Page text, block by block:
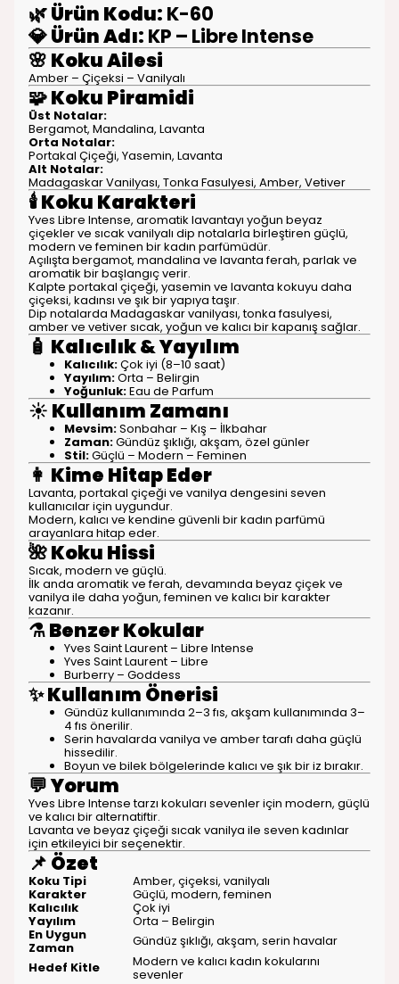
🌿Ürün Kodu: K-60
💎Ürün Adı: KP – Libre Intense
🌸 Koku Ailesi
Amber – Çiçeksi – Vanilyalı
🧩Koku Piramidi
Üst Notalar:
Bergamot, Mandalina, Lavanta
Orta Notalar:
Portakal Çiçeği, Yasemin, Lavanta
Alt Notalar:
Madagaskar Vanilyası, Tonka Fasulyesi, Amber, Vetiver
🕯️Koku Karakteri
Yves Libre Intense, aromatik lavantayı yoğun beyaz
çiçekler ve sıcak vanilyalı dip notalarla birleştiren güçlü,
modern ve feminen bir kadın parfümüdür.
Açılışta bergamot, mandalina ve lavanta ferah, parlak ve
aromatik bir başlangıç verir.
Kalpte portakal çiçeği, yasemin ve lavanta kokuyu daha
çiçeksi, kadınsı ve şık bir yapıya taşır.
Dip notalarda Madagaskar vanilyası, tonka fasulyesi,
amber ve vetiver sıcak, yoğun ve kalıcı bir kapanış sağlar.
🧴 Kalıcılık & Yayılım
Kalıcılık:Çok iyi (8–10 saat)
Yayılım:Orta – Belirgin
Yoğunluk:Eau de Parfum
☀️ Kullanım Zamanı
Mevsim:Sonbahar – Kış – İlkbahar
Zaman:Gündüz şıklığı, akşam, özel günler
Stil:Güçlü – Modern – Feminen
👩 Kime Hitap Eder
Lavanta, portakal çiçeği ve vanilya dengesini seven
kullanıcılar için uygundur.
Modern, kalıcı ve kendine güvenli bir kadın parfümü
arayanlara hitap eder.
🌺Koku Hissi
Sıcak, modern ve güçlü.
İlk anda aromatik ve ferah, devamında beyaz çiçek ve
vanilya ile daha yoğun, feminen ve kalıcı bir karakter
kazanır.
⚗️Benzer Kokular
Yves Saint Laurent – Libre Intense
Yves Saint Laurent – Libre
Burberry – Goddess
✨Kullanım Önerisi
Gündüz kullanımında 2–3 fıs, akşam kullanımında 3–
4 fıs önerilir.
Serin havalarda vanilya ve amber tarafı daha güçlü
hissedilir.
Boyun ve bilek bölgelerinde kalıcı ve şık bir iz bırakır.
💬Yorum
Yves Libre Intense tarzı kokuları sevenler için modern, güçlü
ve kalıcı bir alternatiftir.
Lavanta ve beyaz çiçeği sıcak vanilya ile seven kadınlar
için etkileyici bir seçenektir.
📌 Özet
Koku Tipi Amber, çiçeksi, vanilyalı
Karakter Güçlü, modern, feminen
Kalıcılık Çok iyi
Yayılım Orta – Belirgin
En Uygun
Zaman
Gündüz şıklığı, akşam, serin havalar
Hedef Kitle
Modern ve kalıcı kadın kokularını
sevenler